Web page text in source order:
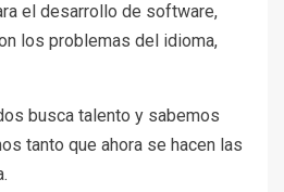
el desarrollo de software,
los problemas del idioma,
busca talento y sabemos
tanto que ahora se hacen las